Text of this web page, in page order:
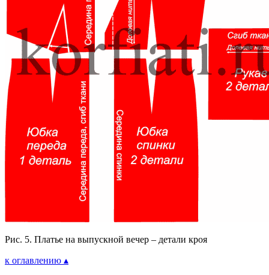
Рис. 5. Платье на выпускной вечер – детали кроя
к оглавлению ▴